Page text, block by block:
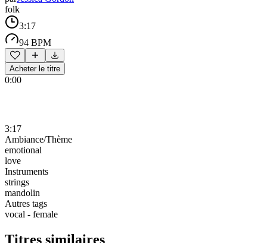
folk
3:17
94 BPM
Acheter le titre
0:00
3:17
Ambiance/Thème
emotional
love
Instruments
strings
mandolin
Autres tags
vocal - female
Titres similaires